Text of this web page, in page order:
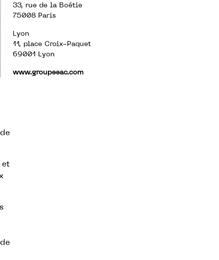
33, rue de la Boétie
75008 Paris
Lyon
11, place Croix-Paquet
69001 Lyon
www.groupeeac.com
et